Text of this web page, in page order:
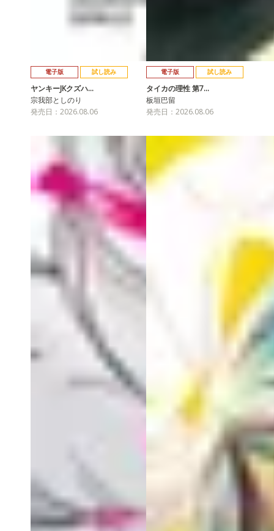
電子版 試し読み
ヤンキーJKクズハ…
宗我部としのり
発売日：2026.08.06
電子版 試し読み
タイカの理性 第7…
板垣巴留
発売日：2026.08.06